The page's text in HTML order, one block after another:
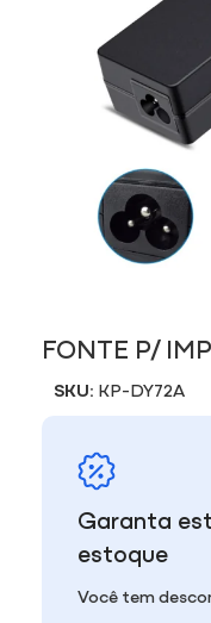
FONTE P/
SKU: KP-DY72A
Garanta
estoque
Você tem